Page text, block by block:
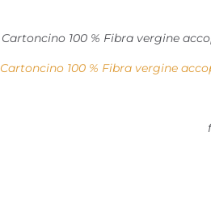
Cartoncino 100 % Fibra vergine
Cartoncino 100 % Fibra vergine